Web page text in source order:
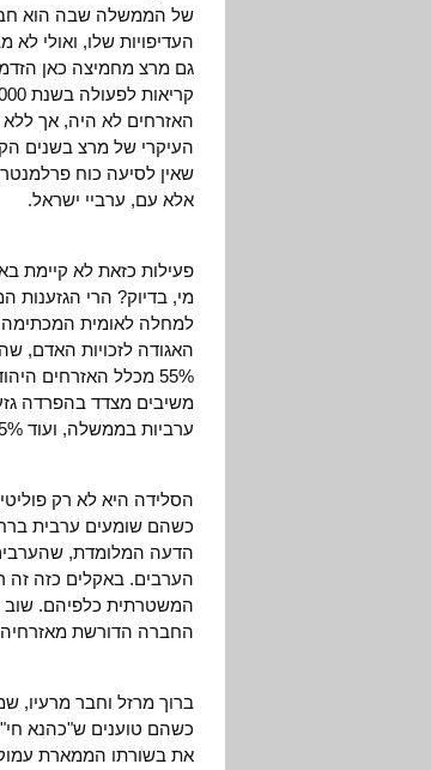
של הממשלה שבה הוא
העדיפויות שלו, ואולי
גם מרצ מחמיצה כאן
האזרחים לא היה, אך
העיקרי של מרצ בשנים
שאין לסיעה כוח
אלא עם, ערביי ישראל.
פעילות כזאת לא קיימת
מי, בדיוק? הרי הגזענות
למחלה לאומית
האגודה לזכויות האדם,
55% מכלל האזרחים
ערביות בממשלה, ועוד 75% הצהירו שהם מתנגדים לחיות עם אזרחים ערבים באותו בניין.
הערבים. באקלים כזה זה
המשטרתית כלפיהם. שוב
החברה הדורשת
ברוך מרזל וחבר מרעיו,
כשהם טוענים ש"כהנא
את בשורתו הממארת עמוק